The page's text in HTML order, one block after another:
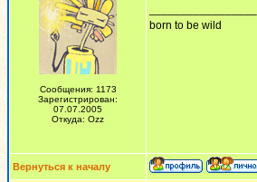
Сообщения: 1173
Зарегистрирован:
07.07.2005
Откуда: Ozz
born to be wild
Вернуться к началу